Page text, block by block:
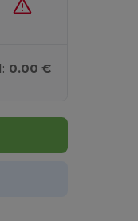
0.00 €